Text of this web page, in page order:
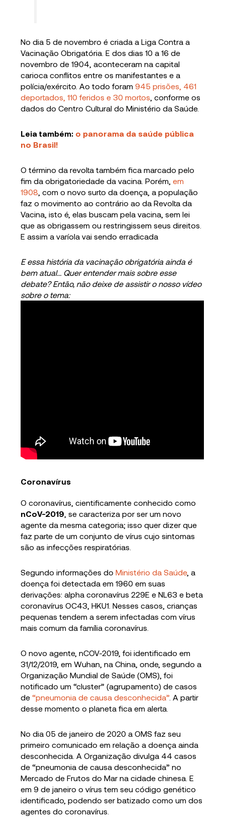
No dia 5 de novembro é criada a Liga Contra a
Vacinação Obrigatória. E dos dias 10 a 16 de
novembro de 1904, aconteceram na capital
carioca conflitos entre os manifestantes e a
polícia/exército. Ao todo foram945 prisões, 461
deportados, 110 feridos e 30 mortos , conforme os
dados do Centro Cultural do Ministério da Saúde.
Leia também: o panorama da saúde pública
no Brasil!
O término da revolta também fica marcado pelo
fim da obrigatoriedade da vacina. Porém,em
1908 , com o novo surto da doença, a população
faz o movimento ao contrário ao da Revolta da
Vacina, isto é, elas buscam pela vacina, sem lei
que as obrigassem ou restringissem seus direitos.
E assim a varíola vai sendo erradicada
E essa história da vacinação obrigatória ainda é
bem atual… Quer entender mais sobre esse
debate? Então, não deixe de assistir o nosso vídeo
sobre o tema:
Coronavírus
O coronavírus, cientificamente conhecido como
nCoV-2019 , se caracteriza por ser um novo
agente da mesma categoria; isso quer dizer que
faz parte de um conjunto de vírus cujo sintomas
são as infecções respiratórias.
Segundo informações doMinistério da Saúde, a
doença foi detectada em 1960 em suas
derivações: alpha coronavírus 229E e NL63 e beta
coronavírus OC43, HKU1. Nesses casos, crianças
pequenas tendem a serem infectadas com vírus
mais comum da família coronavírus.
O novo agente, nCOV-2019, foi identificado em
31/12/2019, em Wuhan, na China, onde, segundo a
Organização Mundial de Saúde (OMS), foi
notificado um “cluster” (agrupamento) de casos
de“pneumonia de causa desconhecida” . A partir
desse momento o planeta fica em alerta.
No dia 05 de janeiro de 2020 a OMS faz seu
primeiro comunicado em relação a doença ainda
desconhecida. A Organização divulga 44 casos
de “pneumonia de causa desconhecida” no
Mercado de Frutos do Mar na cidade chinesa. E
em 9 de janeiro o vírus tem seu código genético
identificado, podendo ser batizado como um dos
agentes do coronavírus.